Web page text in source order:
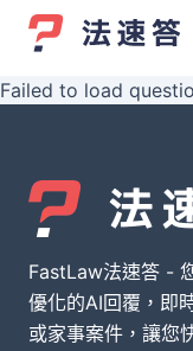
Failed to load
FastLaw法速答 -
優化的AI回覆，即
或家事案件，讓您